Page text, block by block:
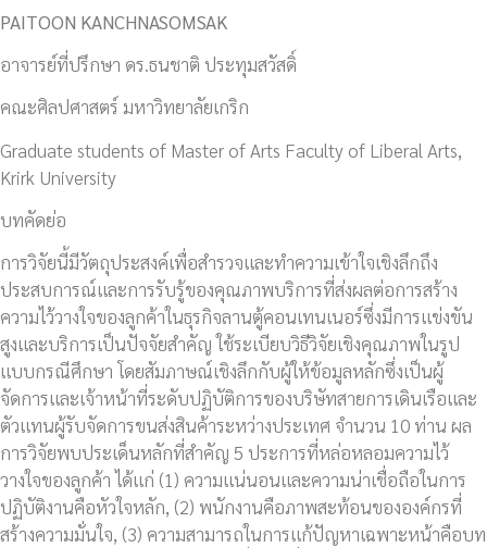
PAITOON KANCHNASOMSAK
อาจารย์ที่ปรึกษา ดร.ธนชาติ ประทุมสวัสดิ์
คณะศิลปศาสตร์ มหาวิทยาลัยเกริก
Graduate students of Master of Arts Faculty of Liberal Arts,
Krirk University
บทคัดย่อ
การวิจัยนี้มีวัตถุประสงค์เพื่อสำรวจและทำความเข้าใจเชิงลึกถึง
ประสบการณ์และการรับรู้ของคุณภาพบริการที่ส่งผลต่อการสร้าง
ความไว้วางใจของลูกค้าในธุรกิจลานตู้คอนเทนเนอร์ซึ่งมีการแข่งขัน
สูงและบริการเป็นปัจจัยสำคัญ ใช้ระเบียบวิธีวิจัยเชิงคุณภาพในรูป
แบบกรณีศึกษา โดยสัมภาษณ์เชิงลึกกับผู้ให้ข้อมูลหลักซึ่งเป็นผู้
จัดการและเจ้าหน้าที่ระดับปฏิบัติการของบริษัทสายการเดินเรือและ
ตัวแทนผู้รับจัดการขนส่งสินค้าระหว่างประเทศ จำนวน 10 ท่าน ผล
การวิจัยพบประเด็นหลักที่สำคัญ 5 ประการที่หล่อหลอมความไว้
วางใจของลูกค้า ได้แก่ (1) ความแน่นอนและความน่าเชื่อถือในการ
ปฏิบัติงานคือหัวใจหลัก, (2) พนักงานคือภาพสะท้อนขององค์กรที่
สร้างความมั่นใจ, (3) ความสามารถในการแก้ปัญหาเฉพาะหน้าคือบท